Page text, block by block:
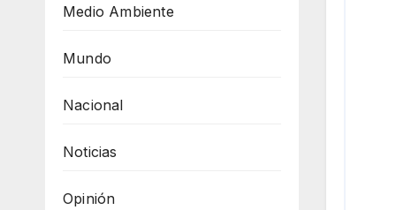
Medio Ambiente
Mundo
Nacional
Noticias
Opinión